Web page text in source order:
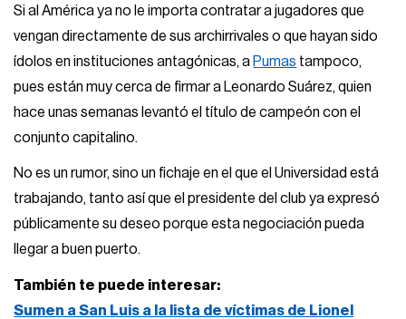
Si al América ya no le importa contratar a jugadores que
vengan directamente de sus archirrivales o que hayan sido
ídolos en instituciones antagónicas, a Pumas tampoco,
pues están muy cerca de firmar a Leonardo Suárez, quien
hace unas semanas levantó el título de campeón con el
conjunto capitalino.
No es un rumor, sino un fichaje en el que el Universidad está
trabajando, tanto así que el presidente del club ya expresó
públicamente su deseo porque esta negociación pueda
llegar a buen puerto.
También te puede interesar:
Sumen a San Luis a la lista de víctimas de Lionel